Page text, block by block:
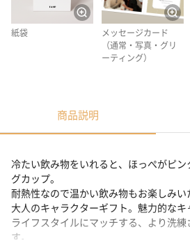
紙袋
メッセージカード
（通常・写真・グリ
ーティング）
商品説明
冷たい飲み物をいれると、ほっぺがピ
グカップ。
耐熱性なので温かい飲み物もお楽しみい
大人のキャラクターギフト。魅力的な
ライフスタイルにマッチする、より洗
す。